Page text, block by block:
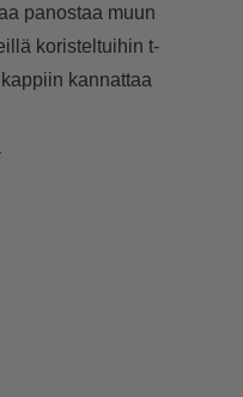
panostaa muun
koristeltuihin t-
kannattaa